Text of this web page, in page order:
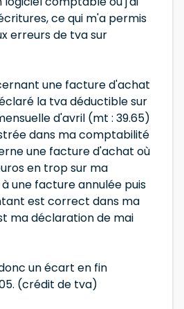
ce qui m'a permis
erreurs de tva sur
une facture d'achat
la tva déductible sur
d'avril (mt : 39.65)
dans ma comptabilité
une facture d'achat où
en trop sur ma
une facture annulée puis
est correct dans ma
ma déclaration de mai
un écart en fin
(crédit de tva)